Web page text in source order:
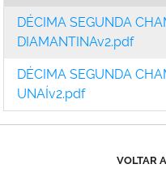
DÉCIMA SEGUNDA
DIAMANTINAv2.pdf
DÉCIMA SEGUNDA
UNAÍv2.pdf
VOLTAR